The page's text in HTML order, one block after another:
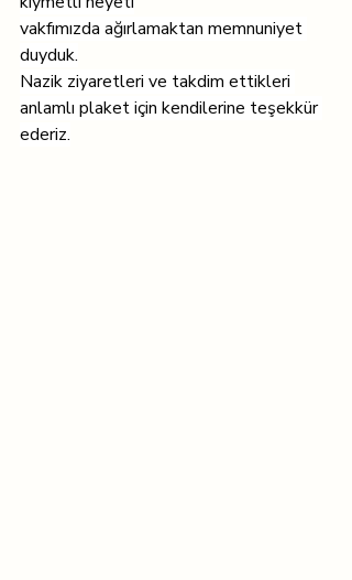
vakfımızda ağırlamaktan memnuniyet
duyduk.
Nazik ziyaretleri ve takdim ettikleri
anlamlı plaket için kendilerine teşekkür
ederiz.